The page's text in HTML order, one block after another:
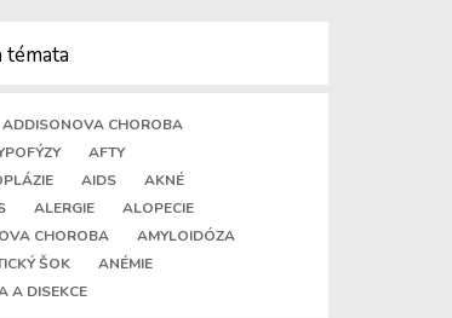
témata
ADDISONOVA CHOROBA
AFTY
AIDS
AKNÉ
ALERGIE
ALOPECIE
CHOROBA
AMYLOIDÓZA
ŠOK
ANÉMIE
A DISEKCE